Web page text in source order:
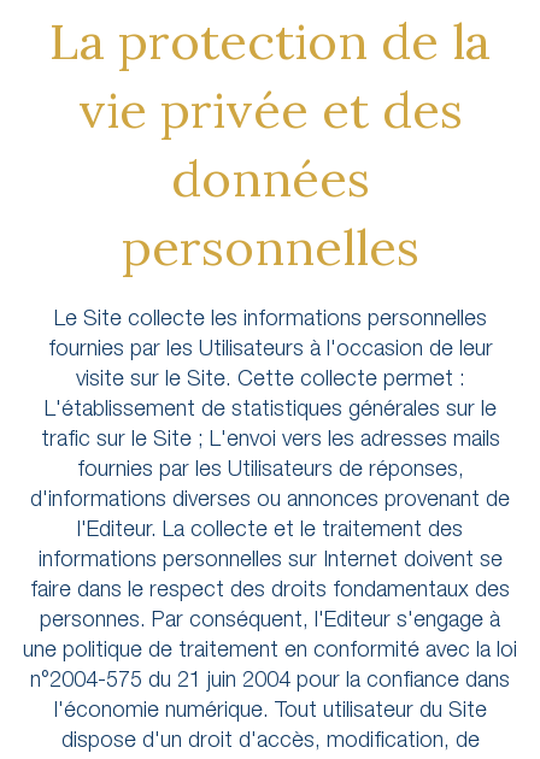
La protection de la
vie privée et des
données
personnelles
Le Site collecte les informations personnelles
fournies par les Utilisateurs à l'occasion de leur
visite sur le Site. Cette collecte permet :
L'établissement de statistiques générales sur le
trafic sur le Site ; L'envoi vers les adresses mails
fournies par les Utilisateurs de réponses,
d'informations diverses ou annonces provenant de
l'Editeur. La collecte et le traitement des
informations personnelles sur Internet doivent se
faire dans le respect des droits fondamentaux des
personnes. Par conséquent, l'Editeur s'engage à
une politique de traitement en conformité avec la loi
n°2004-575 du 21 juin 2004 pour la confiance dans
l'économie numérique. Tout utilisateur du Site
dispose d'un droit d'accès, modification, de